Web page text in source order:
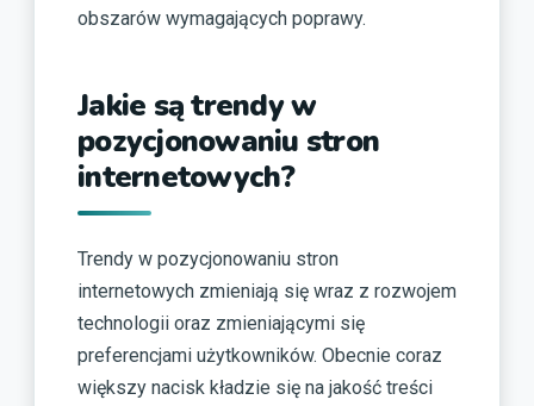
obszarów wymagających poprawy.
Jakie są trendy w
pozycjonowaniu stron
internetowych?
Trendy w pozycjonowaniu stron
internetowych zmieniają się wraz z rozwojem
technologii oraz zmieniającymi się
preferencjami użytkowników. Obecnie coraz
większy nacisk kładzie się na jakość treści